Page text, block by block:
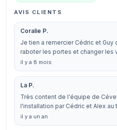
AVIS CLIENTS
Coralie P.
Je tien a remercier Cédric et
raboter les portes et changer
il y a 8 mois
La P.
Très content de l'équipe de
l'installation par Cédric et Alex au
il y a un an